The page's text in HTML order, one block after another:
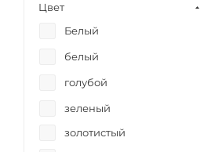
Цвет
Белый
белый
голубой
зеленый
золотистый